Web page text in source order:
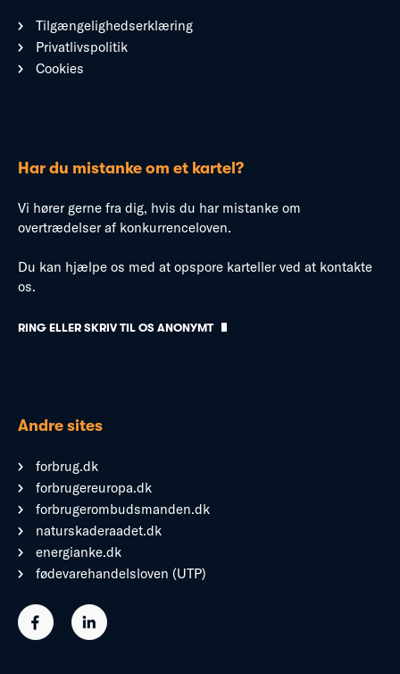
Tilgængelighedserklæring
Privatlivspolitik
Cookies
Har du mistanke om et kartel?
Vi hører gerne fra dig, hvis du har mistanke om
overtrædelser af konkurrenceloven.
Du kan hjælpe os med at opspore karteller ved at kontakte
os.
RING ELLER SKRIV TIL OS ANONYMT
Andre sites
forbrug.dk
forbrugereuropa.dk
forbrugerombudsmanden.dk
naturskaderaadet.dk
energianke.dk
fødevarehandelsloven (UTP)